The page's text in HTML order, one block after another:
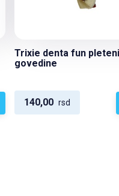
Trixie denta fun
govedine
140,00 rsd